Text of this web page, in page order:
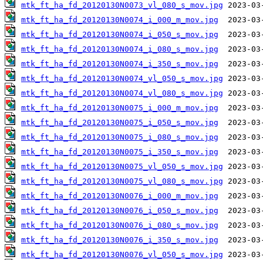
mtk_ft_ha_fd_20120130N0073_vl_080_s_mov.jpg
mtk_ft_ha_fd_20120130N0074_i_000_m_mov.jpg
mtk_ft_ha_fd_20120130N0074_i_050_s_mov.jpg
mtk_ft_ha_fd_20120130N0074_i_080_s_mov.jpg
mtk_ft_ha_fd_20120130N0074_i_350_s_mov.jpg
mtk_ft_ha_fd_20120130N0074_vl_050_s_mov.jpg
mtk_ft_ha_fd_20120130N0074_vl_080_s_mov.jpg
mtk_ft_ha_fd_20120130N0075_i_000_m_mov.jpg
mtk_ft_ha_fd_20120130N0075_i_050_s_mov.jpg
mtk_ft_ha_fd_20120130N0075_i_080_s_mov.jpg
mtk_ft_ha_fd_20120130N0075_i_350_s_mov.jpg
mtk_ft_ha_fd_20120130N0075_vl_050_s_mov.jpg
mtk_ft_ha_fd_20120130N0075_vl_080_s_mov.jpg
mtk_ft_ha_fd_20120130N0076_i_000_m_mov.jpg
mtk_ft_ha_fd_20120130N0076_i_050_s_mov.jpg
mtk_ft_ha_fd_20120130N0076_i_080_s_mov.jpg
mtk_ft_ha_fd_20120130N0076_i_350_s_mov.jpg
mtk_ft_ha_fd_20120130N0076_vl_050_s_mov.jpg